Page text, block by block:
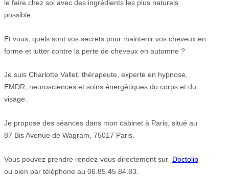
le faire chez soi avec des ingrédients les plus naturels
possible.
Et vous, quels sont vos secrets pour maintenir vos cheveux en
forme et lutter contre la perte de cheveux en automne ?
Je suis Charlotte Vallet, thérapeute, experte en hypnose,
EMDR, neurosciences et soins énergétiques du corps et du
visage.
Je propose des séances dans mon cabinet à Paris, situé au
87 Bis Avenue de Wagram, 75017 Paris.
Vous pouvez prendre rendez-vous directement sur Doctolib
ou bien par téléphone au 06.85.45.84.83.